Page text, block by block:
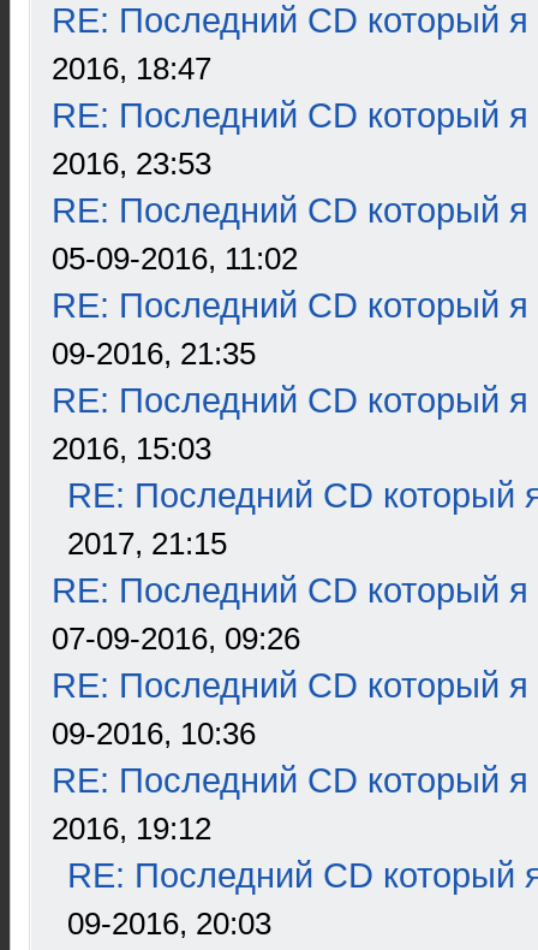
RE: Последний CD который я
2016, 18:47
RE: Последний CD который я
2016, 23:53
RE: Последний CD который я
05-09-2016, 11:02
RE: Последний CD который я
09-2016, 21:35
RE: Последний CD который я
2016, 15:03
RE: Последний CD который
2017, 21:15
RE: Последний CD который я
07-09-2016, 09:26
RE: Последний CD который я
09-2016, 10:36
RE: Последний CD который я
2016, 19:12
RE: Последний CD который
09-2016, 20:03